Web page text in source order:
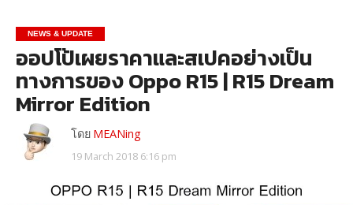
NEWS & UPDATE
ออปโป้เผยราคาและสเปคอย่างเป็น
ทางการของ Oppo R15 | R15 Dream
Mirror Edition
โดย MEANing
19 March 2018 6:16 pm